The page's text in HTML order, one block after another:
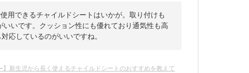
用できるチャイルドシートはいかが。取り付けも
いです。クッション性にも優れており通気性も高
応しているのがいいですね。
】新生児から長く使えるチャイルドシートのおすすめを教えて